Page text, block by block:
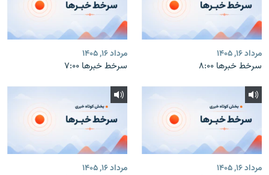
مرداد ۱۶, ۱۴۰۵
سرخط خبرها ۸:۰۰
مرداد ۱۶, ۱۴۰۵
سرخط خبرها ۷:۰۰
مرداد ۱۶, ۱۴۰۵ مرداد ۱۶, ۱۴۰۵